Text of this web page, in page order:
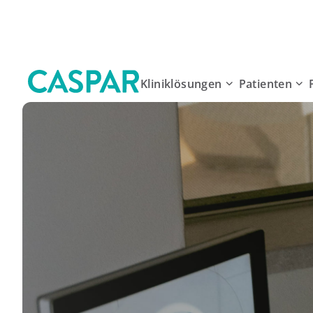
Kliniklösungen Patienten